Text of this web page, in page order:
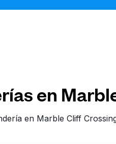
en
en Marble Cliff